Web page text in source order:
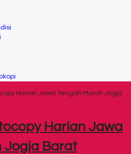
Harian Jawa Tengah Murah Jogja
Harian Jawa
Jogja Barat